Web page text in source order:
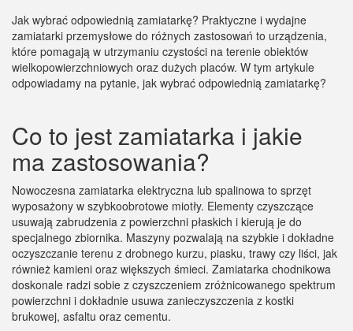
Jak wybrać odpowiednią zamiatarkę? Praktyczne i wydajne
zamiatarki przemysłowe do różnych zastosowań to urządzenia,
które pomagają w utrzymaniu czystości na terenie obiektów
wielkopowierzchniowych oraz dużych placów. W tym artykule
odpowiadamy na pytanie, jak wybrać odpowiednią zamiatarkę?
Co to jest zamiatarka i jakie
ma zastosowania?
Nowoczesna zamiatarka elektryczna lub spalinowa to sprzęt
wyposażony w szybkoobrotowe miotły. Elementy czyszczące
usuwają zabrudzenia z powierzchni płaskich i kierują je do
specjalnego zbiornika. Maszyny pozwalają na szybkie i dokładne
oczyszczanie terenu z drobnego kurzu, piasku, trawy czy liści, jak
również kamieni oraz większych śmieci. Zamiatarka chodnikowa
doskonale radzi sobie z czyszczeniem zróżnicowanego spektrum
powierzchni i dokładnie usuwa zanieczyszczenia z kostki
brukowej, asfaltu oraz cementu.